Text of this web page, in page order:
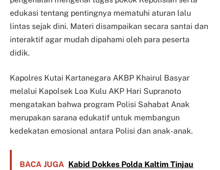
edukasi tentang pentingnya mematuhi aturan lalu
lintas sejak dini. Materi disampaikan secara santai dan
interaktif agar mudah dipahami oleh para peserta
didik.
Kapolres Kutai Kartanegara AKBP Khairul Basyar
melalui Kapolsek Loa Kulu AKP Hari Supranoto
mengatakan bahwa program Polisi Sahabat Anak
merupakan sarana edukatif untuk membangun
kedekatan emosional antara Polisi dan anak-anak.
BACA JUGA Kabid Dokkes Polda Kaltim Tinjau